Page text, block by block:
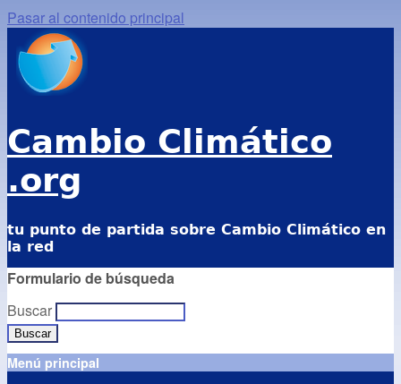
Pasar al contenido principal
Cambio Climático
.org
tu punto de partida sobre Cambio Climático en
la red
Formulario de búsqueda
Buscar
Menú principal